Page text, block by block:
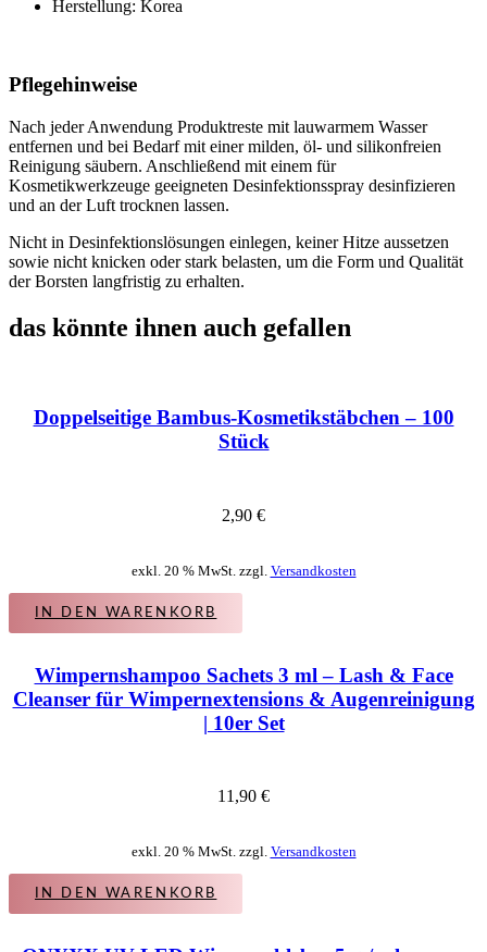
Herstellung: Korea
Pflegehinweise
Nach jeder Anwendung Produktreste mit lauwarmem Wasser
entfernen und bei Bedarf mit einer milden, öl- und silikonfreien
Reinigung säubern. Anschließend mit einem für
Kosmetikwerkzeuge geeigneten Desinfektionsspray desinfizieren
und an der Luft trocknen lassen.
Nicht in Desinfektionslösungen einlegen, keiner Hitze aussetzen
sowie nicht knicken oder stark belasten, um die Form und Qualität
der Borsten langfristig zu erhalten.
das könnte ihnen auch gefallen
Doppelseitige Bambus-Kosmetikstäbchen – 100
Stück
2,90 €
exkl. 20 % MwSt. zzgl. Versandkosten
IN DEN WARENKORB
Wimpernshampoo Sachets 3 ml – Lash & Face
Cleanser für Wimpernextensions & Augenreinigung
| 10er Set
11,90 €
exkl. 20 % MwSt. zzgl. Versandkosten
IN DEN WARENKORB